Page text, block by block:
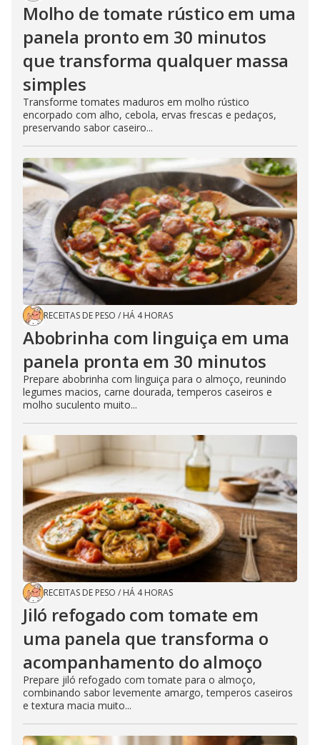
Molho de tomate rústico em uma
panela pronto em 30 minutos
que transforma qualquer massa
simples
Transforme tomates maduros em molho rústico
encorpado com alho, cebola, ervas frescas e pedaços,
preservando sabor caseiro...
RECEITAS DE PESO / HÁ 4 HORAS
Abobrinha com linguiça em uma
panela pronta em 30 minutos
Prepare abobrinha com linguiça para o almoço, reunindo
legumes macios, carne dourada, temperos caseiros e
molho suculento muito...
RECEITAS DE PESO / HÁ 4 HORAS
Jiló refogado com tomate em
uma panela que transforma o
acompanhamento do almoço
Prepare jiló refogado com tomate para o almoço,
combinando sabor levemente amargo, temperos caseiros
e textura macia muito...